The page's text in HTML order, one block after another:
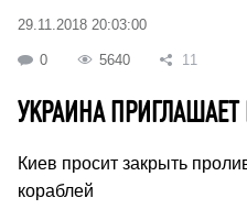
29.11.2018 20:03:00
0 5640 11
УКРАИНА
Киев просит закрыть
кораблей